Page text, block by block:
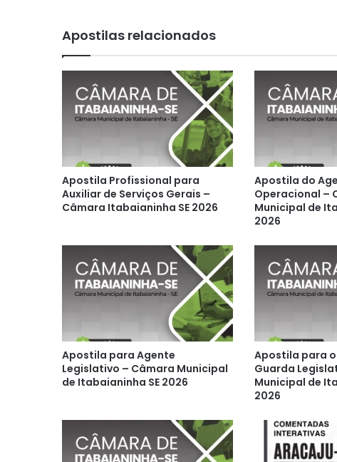
Apostilas relacionados
Apostila Profissional para
Auxiliar de Serviços Gerais –
Câmara Itabaianinha SE 2026
Apostila do
Operacional –
Municipal de
2026
Apostila para Agente
Legislativo – Câmara Municipal
de Itabaianinha SE 2026
Apostila para
Guarda
Municipal de
2026